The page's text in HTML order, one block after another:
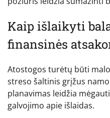
Kaip išlaikyti
finansinės
Atostogos turėtų būti
streso šaltinis grįžus
planavimas leidžia
galvojimo apie išlaidas.